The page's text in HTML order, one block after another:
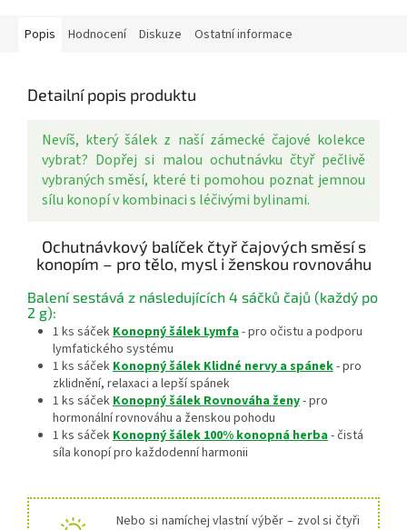
Popis Hodnocení Diskuze Ostatní informace
Detailní popis produktu
Nevíš, který šálek z naší zámecké čajové kolekce
vybrat? Dopřej si malou ochutnávku čtyř pečlivě
vybraných směsí, které ti pomohou poznat jemnou
sílu konopí v kombinaci s léčivými bylinami.
Ochutnávkový balíček čtyř čajových směsí s
konopím – pro tělo, mysl i ženskou rovnováhu
Balení sestává z následujících 4 sáčků čajů (každý po
2 g):
1 ks sáčekKonopný šálek Lymfa- pro očistu a podporu
lymfatického systému
1 ks sáčekKonopný šálek Klidné nervy a spánek- pro
zklidnění, relaxaci a lepší spánek
1 ks sáčekKonopný šálek Rovnováha ženy- pro
hormonální rovnováhu a ženskou pohodu
1 ks sáčekKonopný šálek 100% konopná herba- čistá
síla konopí pro každodenní harmonii
Nebo si namíchej vlastní výběr – zvol si čtyři